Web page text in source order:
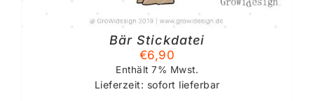
Bär Stickdatei
€6,90
Enthält 7% Mwst.
Lieferzeit: sofort lieferbar